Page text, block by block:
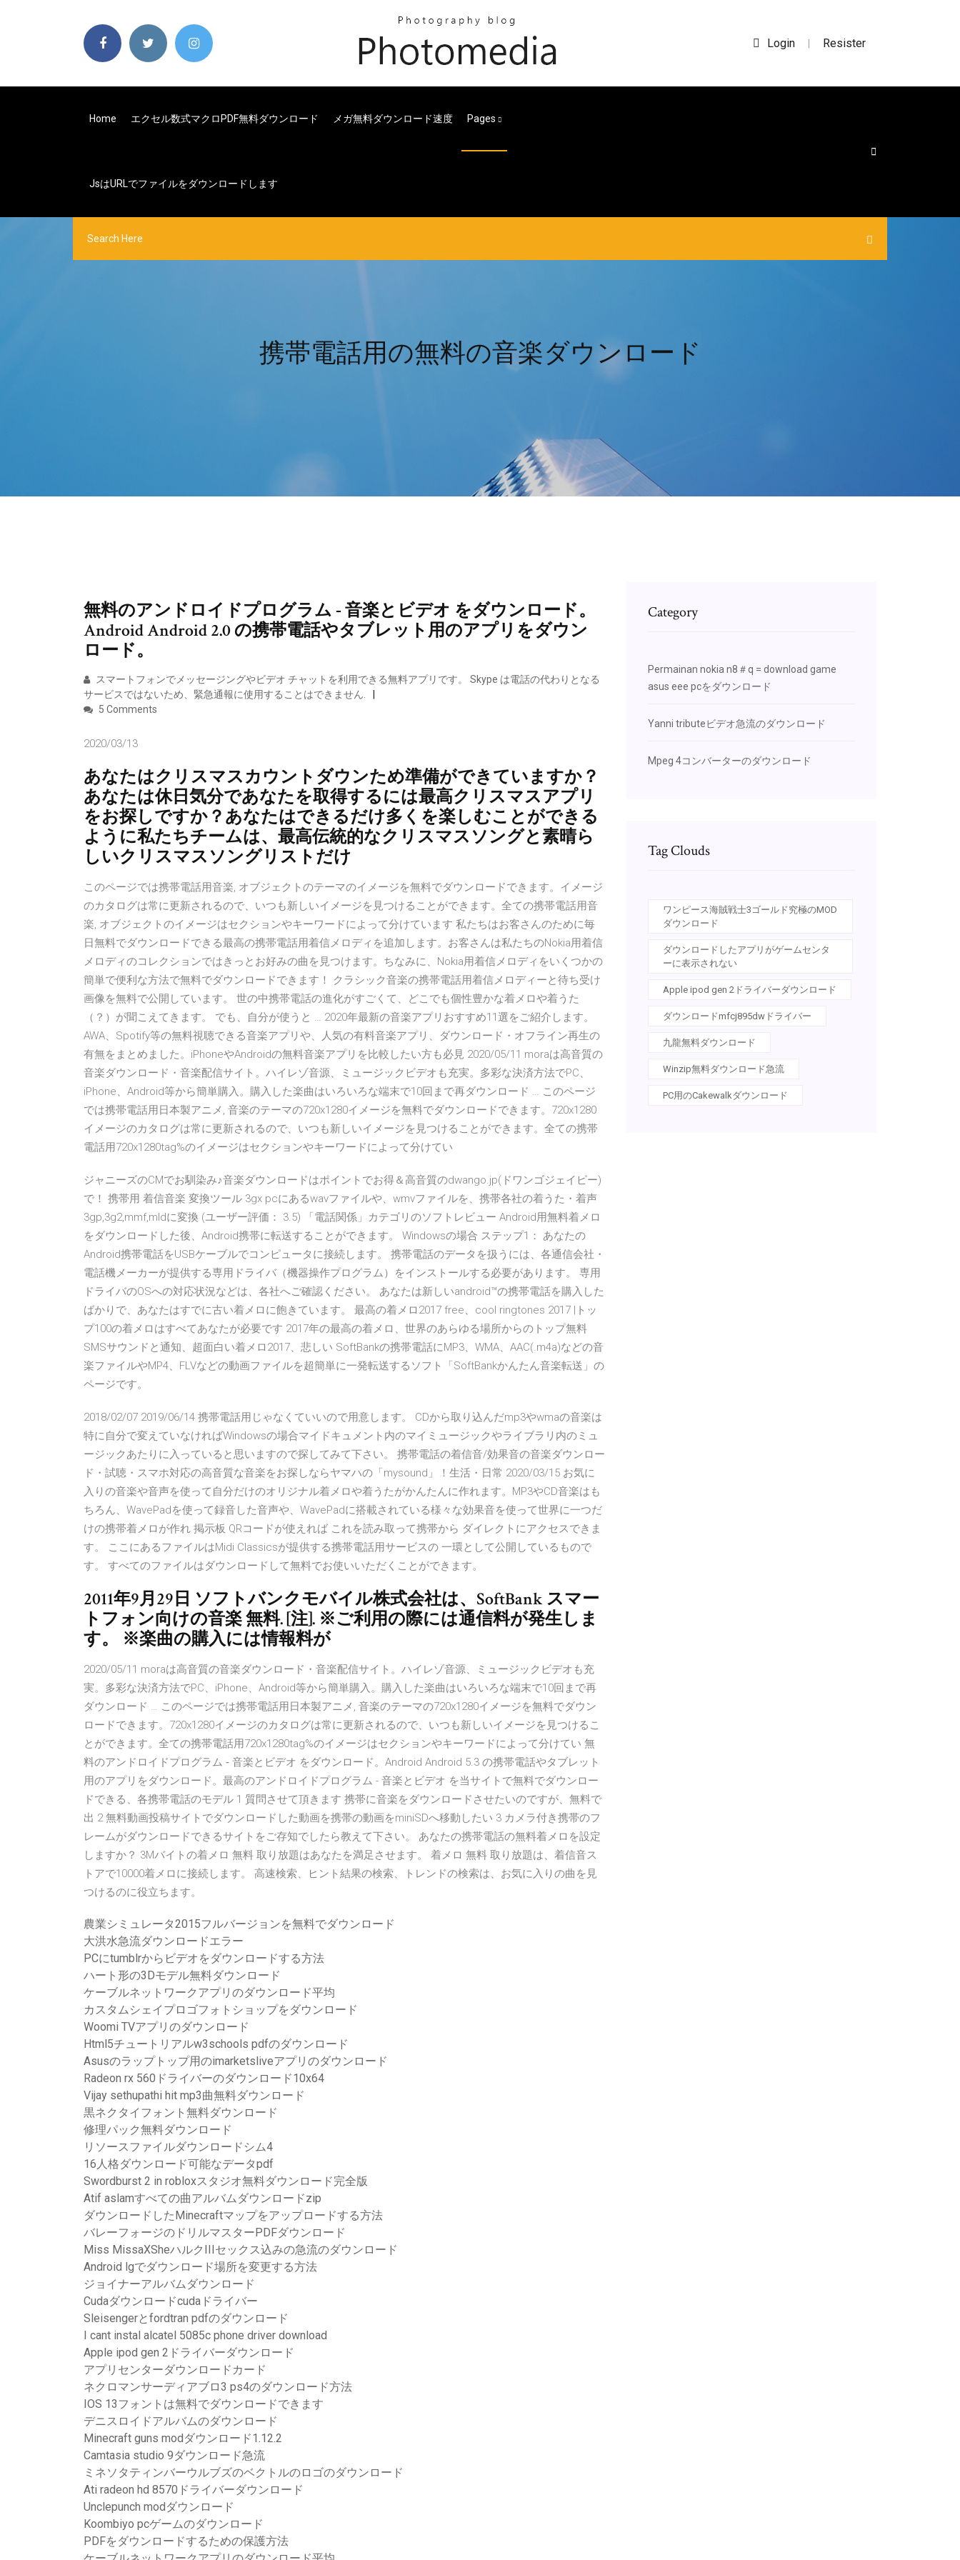
Login | Resister
Home エクセル数式マクロPDF無料ダウンロード メガ無料ダウンロード速度 Pages
JsはURLでファイルをダウンロードします
携帯電話用の無料の音楽ダウンロード
無料のアンドロイドプログラム ‐ 音楽とビデオ をダウンロード。
Android Android 2.0 の携帯電話やタブレット用のアプリをダウン
ロード。
スマートフォンでメッセージングやビデオ チャットを利用できる無料アプリです。 Skype は電話の代わりとなる
サービスではないため、緊急通報に使用することはできません.
5 Comments
2020/03/13
‎あなたはクリスマスカウントダウンため準備ができていますか？
あなたは休日気分であなたを取得するには最高クリスマスアプリ
をお探しですか？あなたはできるだけ多くを楽しむことができる
ように私たちチームは、最高伝統的なクリスマスソングと素晴ら
しいクリスマスソングリストだけ
このページでは携帯電話用音楽, オブジェクトのテーマのイメージを無料でダウンロードできます。イメージ
のカタログは常に更新されるので、いつも新しいイメージを見つけることができます。全ての携帯電話用音
楽, オブジェクトのイメージはセクションやキーワードによって分けています 私たちはお客さんのために毎
日無料でダウンロードできる最高の携帯電話用着信メロディを追加します。お客さんは私たちのNokia用着信
メロディのコレクションではきっとお好みの曲を見つけます。ちなみに、Nokia用着信メロディをいくつかの
簡単で便利な方法で無料でダウンロードできます！ クラシック音楽の携帯電話用着信メロディーと待ち受け
画像を無料で公開しています。 世の中携帯電話の進化がすごくて、どこでも個性豊かな着メロや着うた
（？）が聞こえてきます。 でも、自分が使うと … 2020年最新の音楽アプリおすすめ11選をご紹介します。
AWA、Spotify等の無料視聴できる音楽アプリや、人気の有料音楽アプリ、ダウンロード・オフライン再生の
有無をまとめました。iPhoneやAndroidの無料音楽アプリを比較したい方も必見 2020/05/11 moraは高音質の
音楽ダウンロード・音楽配信サイト。ハイレゾ音源、ミュージックビデオも充実。多彩な決済方法でPC、
iPhone、Android等から簡単購入。購入した楽曲はいろいろな端末で10回まで再ダウンロード … このページ
では携帯電話用日本製アニメ, 音楽のテーマの720х1280イメージを無料でダウンロードできます。720х1280
イメージのカタログは常に更新されるので、いつも新しいイメージを見つけることができます。全ての携帯
電話用720х1280tag%のイメージはセクションやキーワードによって分けてい
ジャニーズのCMでお馴染み♪音楽ダウンロードはポイントでお得＆高音質のdwango.jp(ドワンゴジェイピー)
で！ 携帯用 着信音楽 変換ツール 3gx pcにあるwavファイルや、wmvファイルを、携帯各社の着うた・着声
3gp,3g2,mmf,mldに変換 (ユーザー評価： 3.5) 「電話関係」カテゴリのソフトレビュー Android用無料着メロ
をダウンロードした後、Android携帯に転送することができます。 Windowsの場合 ステップ1： あなたの
Android携帯電話をUSBケーブルでコンピュータに接続します。 携帯電話のデータを扱うには、各通信会社・
電話機メーカーが提供する専用ドライバ（機器操作プログラム）をインストールする必要があります。 専用
ドライバのOSへの対応状況などは、各社へご確認ください。 あなたは新しいandroid™の携帯電話を購入した
ばかりで、あなたはすでに古い着メロに飽きています。 最高の着メロ2017 free、cool ringtones 2017 |トッ
プ100の着メロはすべてあなたが必要です 2017年の最高の着メロ、世界のあらゆる場所からのトップ無料
SMSサウンドと通知、超面白い着メロ2017、悲しい SoftBankの携帯電話にMP3、WMA、AAC(.m4a)などの音
楽ファイルやMP4、FLVなどの動画ファイルを超簡単に一発転送するソフト「SoftBankかんたん音楽転送」の
ページです。
2018/02/07 2019/06/14 携帯電話用じゃなくていいので用意します。 CDから取り込んだmp3やwmaの音楽は
特に自分で変えていなければWindowsの場合マイドキュメント内のマイミュージックやライブラリ内のミュ
ージックあたりに入っていると思いますので探してみて下さい。 携帯電話の着信音/効果音の音楽ダウンロー
ド・試聴・スマホ対応の高音質な音楽をお探しならヤマハの「mysound」！生活・日常 2020/03/15 お気に
入りの音楽や音声を使って自分だけのオリジナル着メロや着うたがかんたんに作れます。MP3やCD音楽はも
ちろん、WavePadを使って録音した音声や、WavePadに搭載されている様々な効果音を使って世界に一つだ
けの携帯着メロが作れ 掲示板 QRコードが使えれば これを読み取って携帯から ダイレクトにアクセスできま
す。 ここにあるファイルはMidi Classicsが提供する携帯電話用サービスの 一環として公開しているもので
す。 すべてのファイルはダウンロードして無料でお使いいただくことができます。
2011年9月29日 ソフトバンクモバイル株式会社は、SoftBank スマー
トフォン向けの音楽 無料. [注]. ※ご利用の際には通信料が発生しま
す。 ※楽曲の購入には情報料が
2020/05/11 moraは高音質の音楽ダウンロード・音楽配信サイト。ハイレゾ音源、ミュージックビデオも充
実。多彩な決済方法でPC、iPhone、Android等から簡単購入。購入した楽曲はいろいろな端末で10回まで再
ダウンロード … このページでは携帯電話用日本製アニメ, 音楽のテーマの720х1280イメージを無料でダウン
ロードできます。720х1280イメージのカタログは常に更新されるので、いつも新しいイメージを見つけるこ
とができます。全ての携帯電話用720х1280tag%のイメージはセクションやキーワードによって分けてい 無
料のアンドロイドプログラム ‐ 音楽とビデオ をダウンロード。Android Android 5.3 の携帯電話やタブレット
用のアプリをダウンロード。最高のアンドロイドプログラム - 音楽とビデオ を当サイトで無料でダウンロー
ドできる、各携帯電話のモデル 1 質問させて頂きます 携帯に音楽をダウンロードさせたいのですが、無料で
出 2 無料動画投稿サイトでダウンロードした動画を携帯の動画をminiSDへ移動したい 3 カメラ付き携帯のフ
レームがダウンロードできるサイトをご存知でしたら教えて下さい。 あなたの携帯電話の無料着メロを設定
しますか？ 3Mバイトの着メロ 無料 取り放題はあなたを満足させます。 着メロ 無料 取り放題は、着信音ス
トアで10000着メロに接続します。 高速検索、ヒント結果の検索、トレンドの検索は、お気に入りの曲を見
つけるのに役立ちます。
農業シミュレータ2015フルバージョンを無料でダウンロード
大洪水急流ダウンロードエラー
PCにtumblrからビデオをダウンロードする方法
ハート形の3Dモデル無料ダウンロード
ケーブルネットワークアプリのダウンロード平均
カスタムシェイプロゴフォトショップをダウンロード
Woomi TVアプリのダウンロード
Html5チュートリアルw3schools pdfのダウンロード
Asusのラップトップ用のimarketsliveアプリのダウンロード
Radeon rx 560ドライバーのダウンロード10x64
Vijay sethupathi hit mp3曲無料ダウンロード
黒ネクタイフォント無料ダウンロード
修理パック無料ダウンロード
リソースファイルダウンロードシム4
16人格ダウンロード可能なデータpdf
Swordburst 2 in robloxスタジオ無料ダウンロード完全版
Atif aslamすべての曲アルバムダウンロードzip
ダウンロードしたMinecraftマップをアップロードする方法
バレーフォージのドリルマスターPDFダウンロード
Miss MissaXSheハルクIIIセックス込みの急流のダウンロード
Android lgでダウンロード場所を変更する方法
ジョイナーアルバムダウンロード
Cudaダウンロードcudaドライバー
Sleisengerとfordtran pdfのダウンロード
I cant instal alcatel 5085c phone driver download
Apple ipod gen 2ドライバーダウンロード
アプリセンターダウンロードカード
ネクロマンサーディアブロ3 ps4のダウンロード方法
IOS 13フォントは無料でダウンロードできます
デニスロイドアルバムのダウンロード
Minecraft guns modダウンロード1.12.2
Camtasia studio 9ダウンロード急流
ミネソタティンバーウルブズのベクトルのロゴのダウンロード
Ati radeon hd 8570ドライバーダウンロード
Unclepunch modダウンロード
Koombiyo pcゲームのダウンロード
PDFをダウンロードするための保護方法
Category
Permainan nokia n8＃q = download game
asus eee pcをダウンロード
Yanni tributeビデオ急流のダウンロード
Mpeg 4コンバーターのダウンロード
Tag Clouds
ワンピース海賊戦士3ゴールド究極のMOD
ダウンロード
ダウンロードしたアプリがゲームセンタ
ーに表示されない
Apple ipod gen 2ドライバーダウンロード
ダウンロードmfcj895dwドライバー
九龍無料ダウンロード
Winzip無料ダウンロード急流
PC用のCakewalkダウンロード